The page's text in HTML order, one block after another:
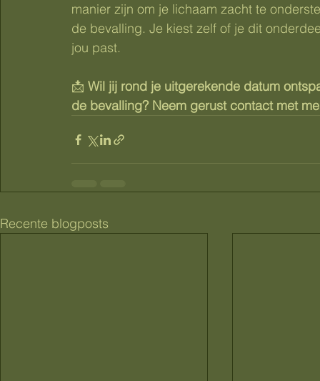
manier zijn om je lichaam zacht te
de bevalling. Je kiest zelf of je dit
jou past.
📩 Wil jij rond je uitgerekende datum
de bevalling? Neem gerust contact met
Recente blogposts